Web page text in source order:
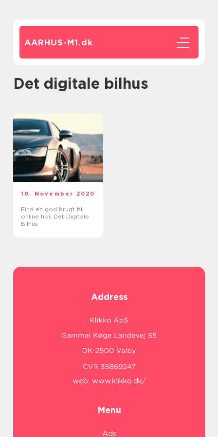
AARHUS-M1.dk
Det digitale bilhus
10. November 2020
Find en god brugt bil
online hos Det Digitale
Bilhus
Address
web: www.klikko.dk/
Menu
Ads